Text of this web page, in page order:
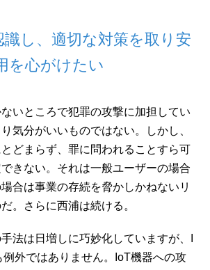
識し、適切な対策を取り安
を心がけたい
いところで犯罪の攻撃に加担してい
気分がいいものではない。しかし、
どまらず、罪に問われることすら可
きない。それは一般ユーザーの場合
合は事業の存続を脅かしかねないリ
。さらに西浦は続ける。
法は日増しに巧妙化していますが、I
外ではありません。IoT機器への攻